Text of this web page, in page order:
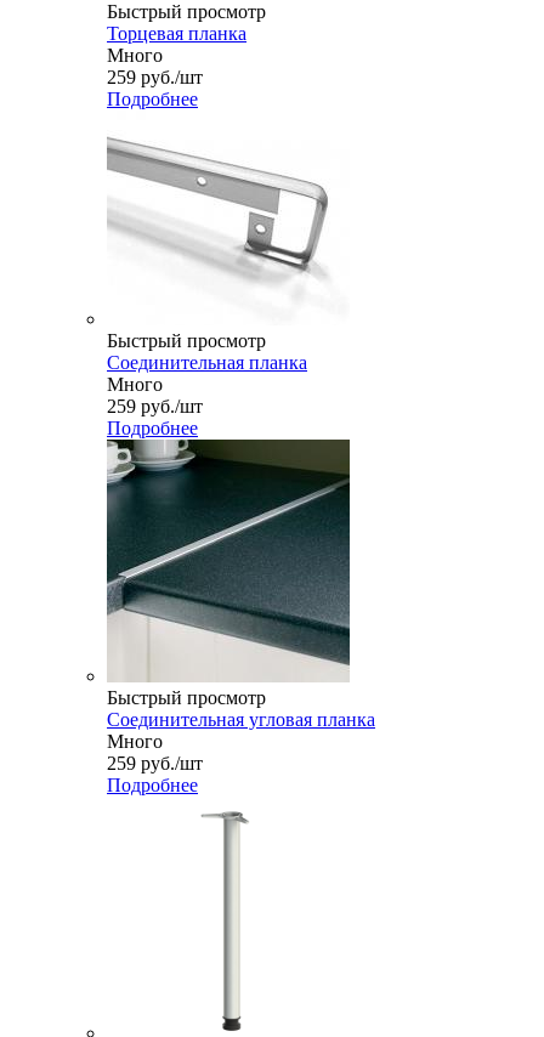
Быстрый просмотр
Торцевая планка
Много
259 руб./шт
Подробнее
Быстрый просмотр
Соединительная планка
Много
259 руб./шт
Подробнее
Быстрый просмотр
Соединительная угловая планка
Много
259 руб./шт
Подробнее